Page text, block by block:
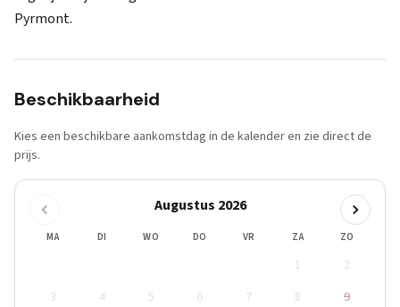
Pyrmont.
Beschikbaarheid
Kies een beschikbare aankomstdag in de kalender en zie direct de
prijs.
Augustus 2026
MA DI WO DO VR ZA ZO
1
2
3
4 5 6 7 8
9